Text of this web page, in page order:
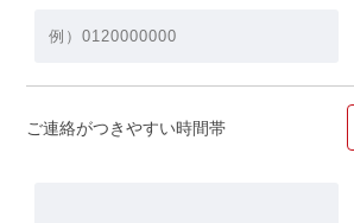
ご連絡がつきやすい時間帯
ご家族で合計すると…